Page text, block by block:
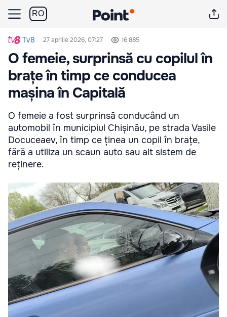
RO
Tv8 27 aprilie 2026, 07:27 16 885
O femeie, surprinsă cu copilul în
brațe în timp ce conducea
mașina în Capitală
O femeie a fost surprinsă conducând un
automobil în municipiul Chișinău, pe strada Vasile
Docuceaev, în timp ce ținea un copil în brațe,
fără a utiliza un scaun auto sau alt sistem de
reținere.